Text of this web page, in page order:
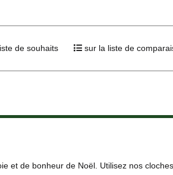
de souhaits sur la liste de
et de bonheur de Noël. Utilisez nos